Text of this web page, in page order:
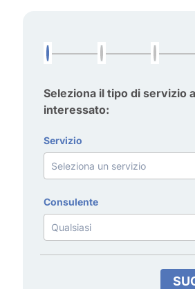
Seleziona il tipo di servizio
interessato:
Servizio
Consulente